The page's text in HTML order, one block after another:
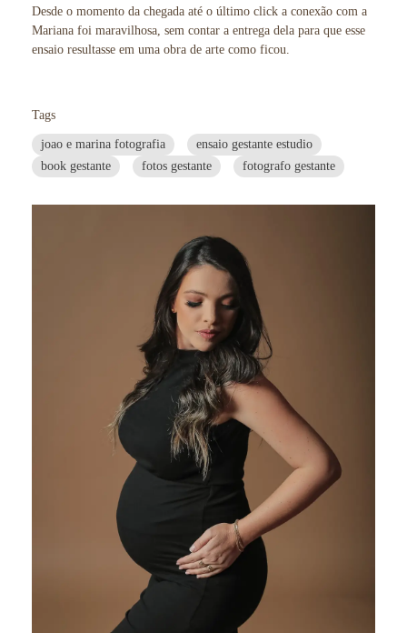
Desde o momento da chegada até o último click a conexão com a
Mariana foi maravilhosa, sem contar a entrega dela para que esse
ensaio resultasse em uma obra de arte como ficou.
Tags
joao e marina fotografia
ensaio gestante estudio
book gestante
fotos gestante fotografo gestante